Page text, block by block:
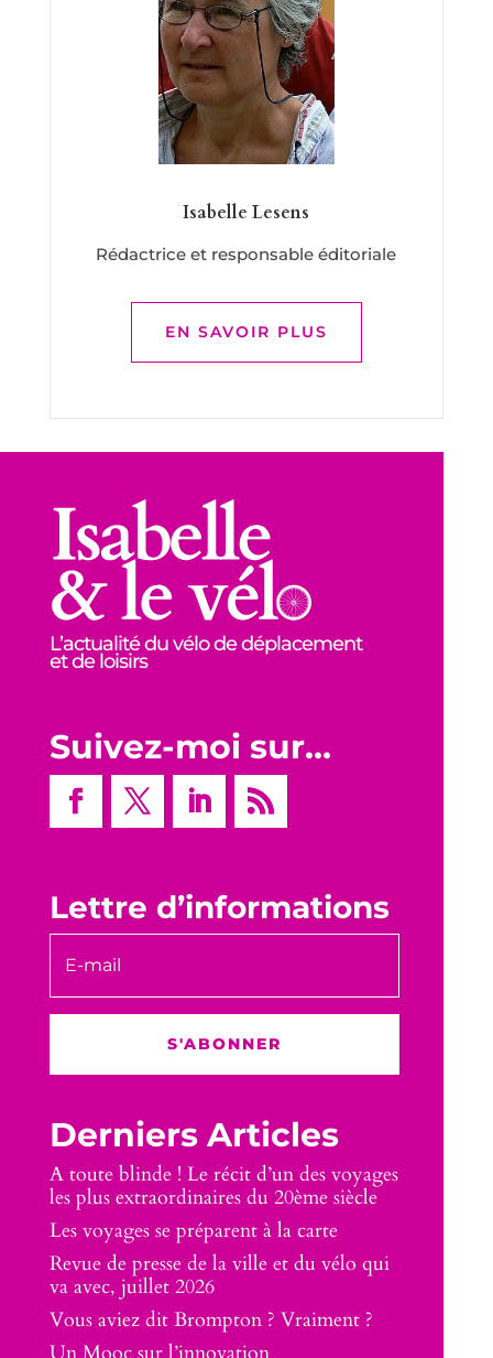
Isabelle Lesens
Rédactrice et responsable éditoriale
EN SAVOIR PLUS
L’actualité du vélo de déplacement
et de loisirs
Suivez-moi sur…
Lettre d’informations
S'ABONNER
Derniers Articles
A toute blinde ! Le récit d’un des voyages
les plus extraordinaires du 20ème siècle
Les voyages se préparent à la carte
Revue de presse de la ville et du vélo qui
va avec, juillet 2026
Vous aviez dit Brompton ? Vraiment ?